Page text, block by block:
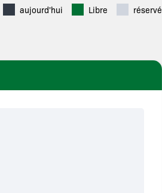
aujourd'hui Libre réservé